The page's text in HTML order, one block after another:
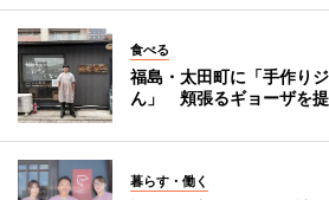
食べる
福島・太田町に「手作り
ん」 頬張るギョーザを
暮らす・働く